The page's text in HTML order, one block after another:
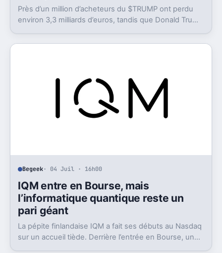
Près d’un million d’acheteurs du $TRUMP ont perdu
environ 3,3 milliards d’euros, tandis que Donald Trump
Begeek· 04 Juil · 16h00
IQM entre en Bourse, mais
l’informatique quantique reste un
pari géant
La pépite finlandaise IQM a fait ses débuts au Nasdaq
sur un accueil tiède. Derrière l’entrée en Bourse, un